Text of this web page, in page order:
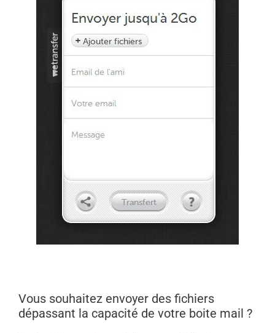
Vous souhaitez envoyer des fichiers
dépassant la capacité de votre boite mail ?